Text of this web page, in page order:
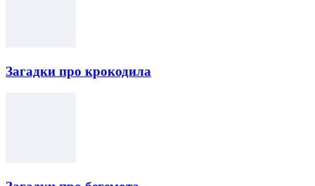
Загадки про крокодила